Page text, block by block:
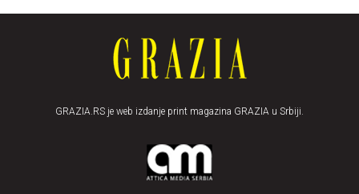
GRAZIA.RS je web izdanje print magazina GRAZIA u Srbiji.